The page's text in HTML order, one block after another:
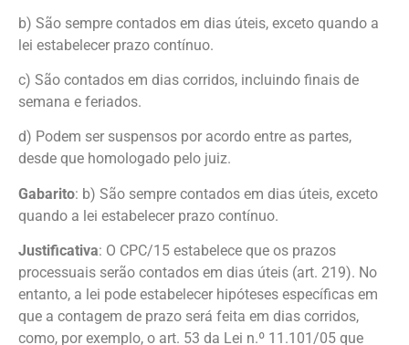
b) São sempre contados em dias úteis, exceto quando a
lei estabelecer prazo contínuo.
c) São contados em dias corridos, incluindo finais de
semana e feriados.
d) Podem ser suspensos por acordo entre as partes,
desde que homologado pelo juiz.
Gabarito: b) São sempre contados em dias úteis, exceto
quando a lei estabelecer prazo contínuo.
Justificativa: O CPC/15 estabelece que os prazos
processuais serão contados em dias úteis (art. 219). No
entanto, a lei pode estabelecer hipóteses específicas em
que a contagem de prazo será feita em dias corridos,
como, por exemplo, o art. 53 da Lei n.º 11.101/05 que